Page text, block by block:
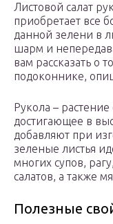
Листовой салат
приобретает все
данной зелени в
шарм и
вам рассказать о
подоконнике,
Рукола –
достигающее в
добавляют при
зеленые листья
многих супов,
салатов, а также
Полезные